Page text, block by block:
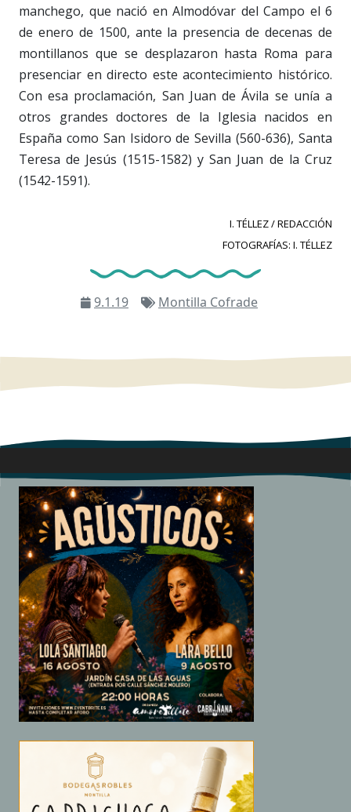
manchego, que nació en Almodóvar del Campo el 6
de enero de 1500, ante la presencia de decenas de
montillanos que se desplazaron hasta Roma para
presenciar en directo este acontecimiento histórico.
Con esa proclamación, San Juan de Ávila se unía a
otros grandes doctores de la Iglesia nacidos en
España como San Isidoro de Sevilla (560-636), Santa
Teresa de Jesús (1515-1582) y San Juan de la Cruz
(1542-1591).
I. TÉLLEZ / REDACCIÓN
FOTOGRAFÍAS: I. TÉLLEZ
9.1.19 Montilla Cofrade